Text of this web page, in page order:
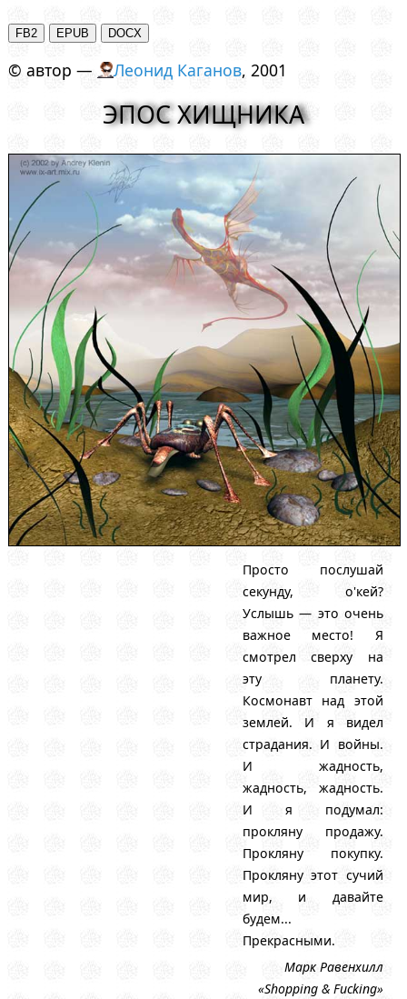
© автор — Леонид Каганов, 2001
ЭПОС ХИЩНИКА
Просто послушай
секунду, о'кей?
Услышь — это очень
важное место! Я
смотрел сверху на
эту планету.
Космонавт над этой
землей. И я видел
страдания. И войны.
И жадность,
жадность, жадность.
И я подумал:
прокляну продажу.
Прокляну покупку.
Прокляну этот сучий
мир, и давайте
будем...
Прекрасными.
Марк Равенхилл
«Shopping & Fucking»